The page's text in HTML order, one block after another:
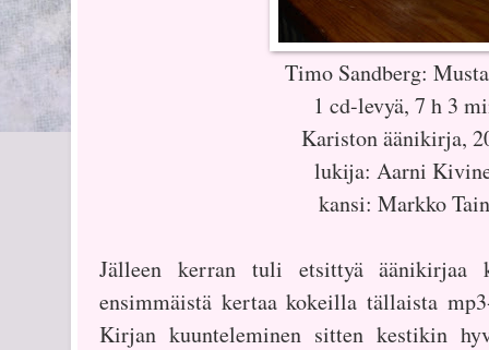
Timo Sandberg:
1 cd-levyä, 7 h 3
Kariston äänikirja,
lukija: Aarni
kansi: Markko
Jälleen kerran tuli etsittyä äänikirjaa
ensimmäistä kertaa kokeilla tällaista
Kirjan kuunteleminen sitten kestikin